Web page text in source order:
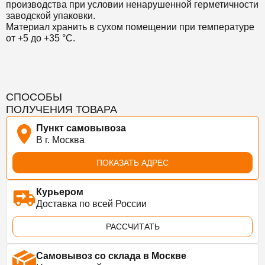
производства при условии ненарушенной герметичности
заводской упаковки.
Материал хранить в сухом помещении при температуре
от +5 до +35 °С.
СПОСОБЫ
ПОЛУЧЕНИЯ ТОВАРА
Пункт самовывоза
В г. Москва
ПОКАЗАТЬ АДРЕС
Курьером
Доставка по всей России
РАССЧИТАТЬ
Самовывоз со склада в Москве